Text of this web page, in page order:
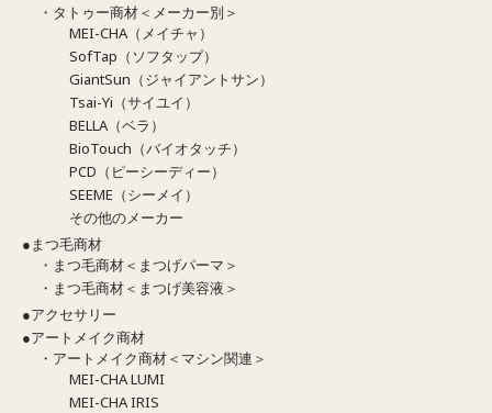
・タトゥー商材＜メーカー別＞
MEI-CHA（メイチャ）
SofTap（ソフタップ）
GiantSun（ジャイアントサン）
Tsai-Yi（サイユイ）
BELLA（ベラ）
BioTouch（バイオタッチ）
PCD（ピーシーディー）
SEEME（シーメイ）
その他のメーカー
●まつ毛商材
・まつ毛商材＜まつげパーマ＞
・まつ毛商材＜まつげ美容液＞
●アクセサリー
●アートメイク商材
・アートメイク商材＜マシン関連＞
MEI-CHA LUMI
MEI-CHA IRIS